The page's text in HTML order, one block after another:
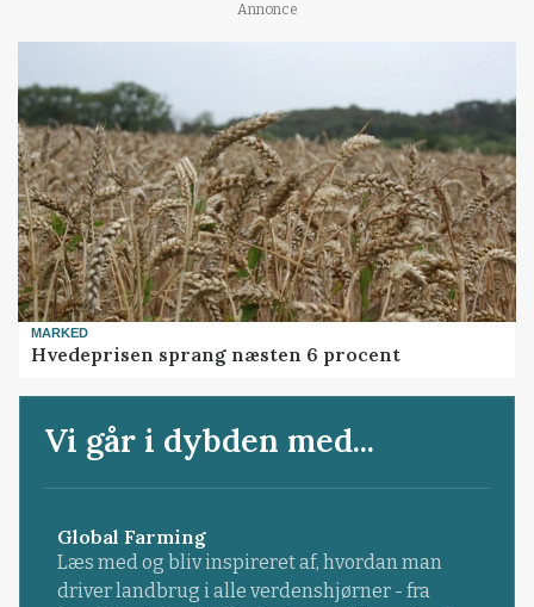
Annonce
MARKED
Hvedeprisen sprang næsten 6 procent
Vi går i dybden med...
Global Farming
Læs med og bliv inspireret af, hvordan man
driver landbrug i alle verdenshjørner - fra